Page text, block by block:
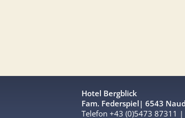
Hotel Bergblick
Fam. Federspiel| 6543
Telefon +43 (0)5473 87311